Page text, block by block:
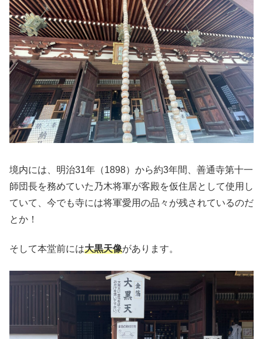
境内には、明治31年（1898）から約3年間、善通寺第十一
師団長を務めていた乃木将軍が客殿を仮住居として使用し
ていて、今でも寺には将軍愛用の品々が残されているのだ
とか！
そして本堂前には大黒天像があります。